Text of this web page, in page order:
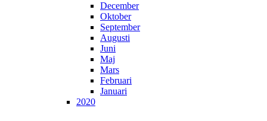
December
Oktober
September
Augusti
Juni
Maj
Mars
Februari
Januari
2020